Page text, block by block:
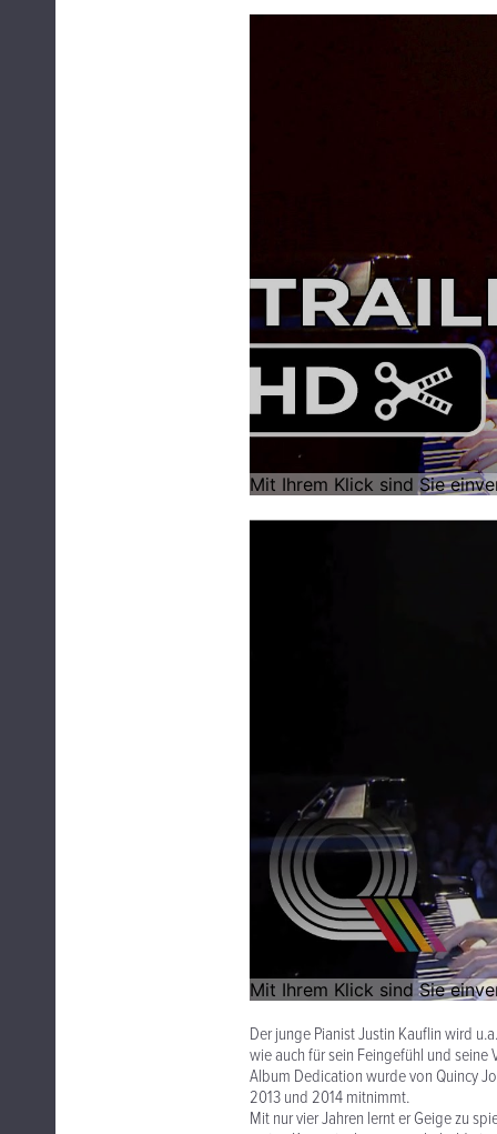
Der junge Pianist Justin Kauflin wird
wie auch für sein Feingefühl und
Album Dedication wurde von Quincy
2013 und 2014 mitnimmt.
Mit nur vier Jahren lernt er Geige zu